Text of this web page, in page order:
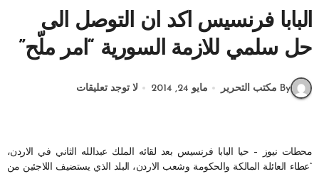
البابا فرنسيس اكد ان التوصل الى
حل سلمي للازمة السورية “امر ملّح”
By مكتب التحرير مايو 24, 2014 لا توجد تعليقات
محطات نيوز – حيا البابا فرنسيس بعد لقائه الملك عبدالله الثاني في الاردن،
“عطاء العائلة المالكة والحكومة وشعب الاردن، البلد الذي يستضيف اللاجئين من